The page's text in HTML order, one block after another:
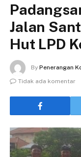
Jalan
Hut LPD
By Penerangan
Tidak ada komentar